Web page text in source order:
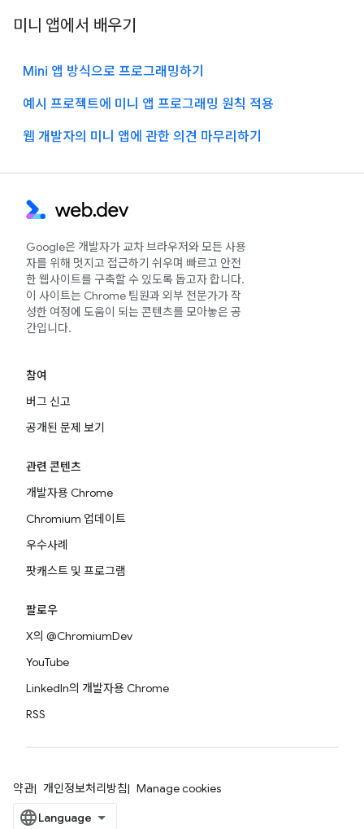
미니 앱에서 배우기
Mini 앱 방식으로 프로그래밍하기
예시 프로젝트에 미니 앱 프로그래밍 원칙 적용
웹 개발자의 미니 앱에 관한 의견 마무리하기
Google은 개발자가 교차 브라우저와 모든 사용
자를 위해 멋지고 접근하기 쉬우며 빠르고 안전
한 웹사이트를 구축할 수 있도록 돕고자 합니다.
이 사이트는 Chrome 팀원과 외부 전문가가 작
성한 여정에 도움이 되는 콘텐츠를 모아놓은 공
간입니다.
참여
버그 신고
공개된 문제 보기
관련 콘텐츠
개발자용 Chrome
Chromium 업데이트
우수사례
팟캐스트 및 프로그램
팔로우
X의 @ChromiumDev
YouTube
LinkedIn의 개발자용 Chrome
RSS
약관 개인정보처리방침 Manage cookies